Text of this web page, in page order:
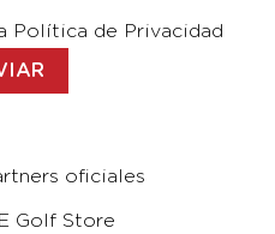
Política de Privacidad
oficiales